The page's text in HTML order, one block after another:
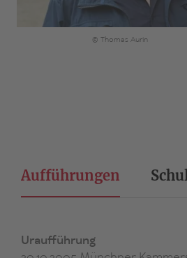
© Thomas Aurin
Aufführungen
Uraufführung